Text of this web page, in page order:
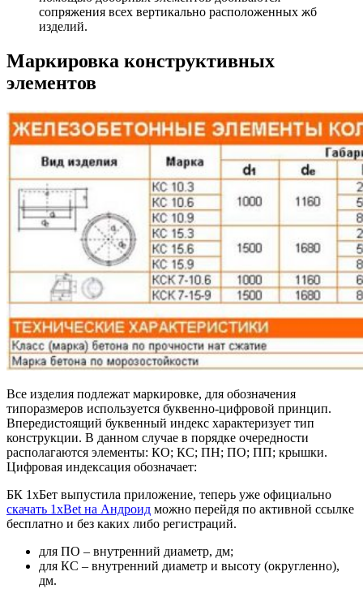
сопряжения всех вертикально расположенных жб
изделий.
Маркировка конструктивных
элементов
Все изделия подлежат маркировке, для обозначения
типоразмеров используется буквенно-цифровой принцип.
Впередистоящий буквенный индекс характеризует тип
конструкции. В данном случае в порядке очередности
располагаются элементы: КО; КС; ПН; ПО; ПП; крышки.
Цифровая индексация обозначает:
БК 1хБет выпустила приложение, теперь уже официально
скачать 1xBet на Андроид можно перейдя по активной ссылке
бесплатно и без каких либо регистраций.
для ПО – внутренний диаметр, дм;
для КС – внутренний диаметр и высоту (округленно),
дм.